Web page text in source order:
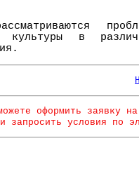
культуры в
оформить заявку
запросить условия по